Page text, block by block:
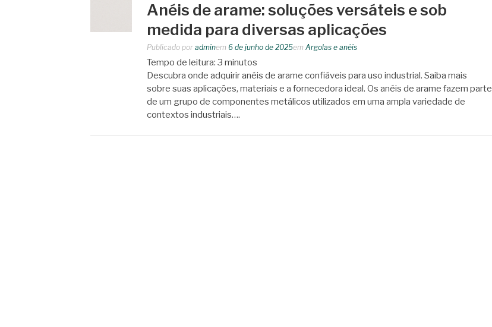
Anéis de arame: soluções versáteis e sob
medida para diversas aplicações
Publicado por adminem 6 de junho de 2025em Argolas e anéis
Tempo de leitura: 3 minutos
Descubra onde adquirir anéis de arame confiáveis para uso industrial. Saiba mais
sobre suas aplicações, materiais e a fornecedora ideal. Os anéis de arame fazem parte
de um grupo de componentes metálicos utilizados em uma ampla variedade de
contextos industriais….